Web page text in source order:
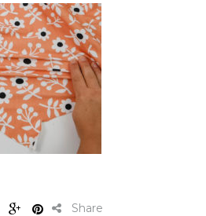
Share